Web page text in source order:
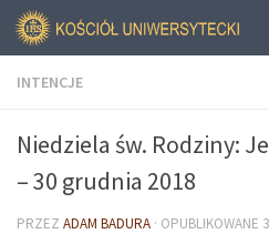
INTENCJE
Niedziela św. Rodziny:
– 30 grudnia 2018
PRZEZ ADAM BADURA · OPUBLIKOWANE